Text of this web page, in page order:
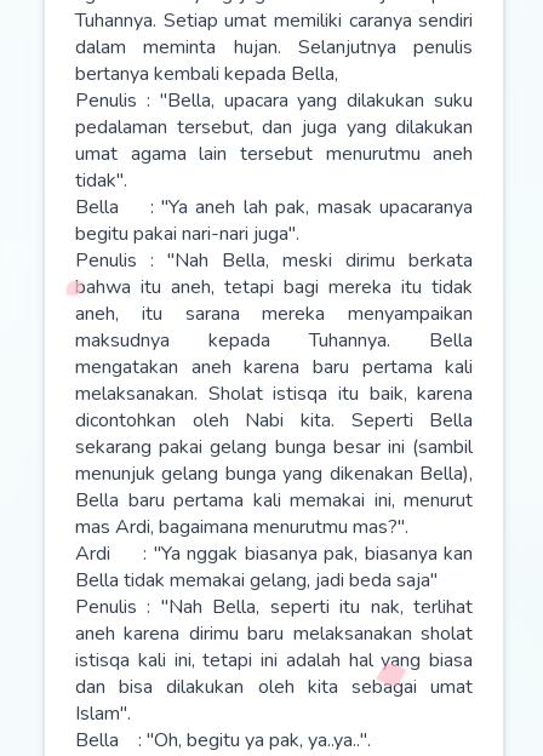
Tuhannya. Setiap umat memiliki caranya sendiri
dalam meminta hujan. Selanjutnya penulis
bertanya kembali kepada Bella,
Penulis : "Bella, upacara yang dilakukan suku
pedalaman tersebut, dan juga yang dilakukan
umat agama lain tersebut menurutmu aneh
tidak".
Bella : "Ya aneh lah pak, masak upacaranya
begitu pakai nari-nari juga".
Penulis : "Nah Bella, meski dirimu berkata
bahwa itu aneh, tetapi bagi mereka itu tidak
aneh, itu sarana mereka menyampaikan
maksudnya kepada Tuhannya. Bella
mengatakan aneh karena baru pertama kali
melaksanakan. Sholat istisqa itu baik, karena
dicontohkan oleh Nabi kita. Seperti Bella
sekarang pakai gelang bunga besar ini (sambil
menunjuk gelang bunga yang dikenakan Bella),
Bella baru pertama kali memakai ini, menurut
mas Ardi, bagaimana menurutmu mas?".
Ardi : "Ya nggak biasanya pak, biasanya kan
Bella tidak memakai gelang, jadi beda saja"
Penulis : "Nah Bella, seperti itu nak, terlihat
aneh karena dirimu baru melaksanakan sholat
istisqa kali ini, tetapi ini adalah hal yang biasa
dan bisa dilakukan oleh kita sebagai umat
Islam".
Bella : "Oh, begitu ya pak, ya..ya..".